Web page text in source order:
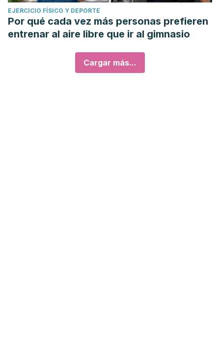
EJERCICIO FÍSICO Y DEPORTE
Por qué cada vez más personas prefieren
entrenar al aire libre que ir al gimnasio
Cargar más...